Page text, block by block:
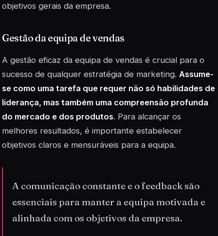
objetivos gerais da empresa.
Gestão da equipa de vendas
A gestão eficaz da equipa de vendas é crucial para o
sucesso de qualquer estratégia de marketing. Assume-
se como uma tarefa que requer não só habilidades de
liderança, mas também uma compreensão profunda
do mercado e dos produtos. Para alcançar os
melhores resultados, é importante estabelecer
objetivos claros e mensuráveis para a equipa.
A comunicação constante e o feedback são
essenciais para manter a equipa motivada e
alinhada com os objetivos da empresa.